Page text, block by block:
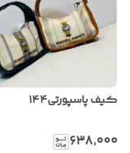
کیف پاسپورتی۱۴۴
۶۳۸٬۰۰۰